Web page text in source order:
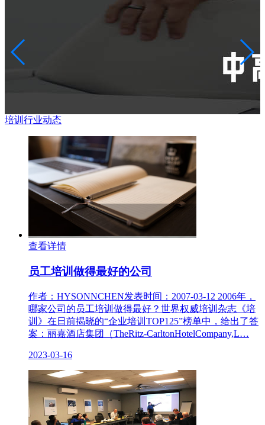
培训行业动态
查看详情
员工培训做得最好的公司
作者：HYSONNCHEN发表时间：2007-03-12 2006年，
哪家公司的员工培训做得最好？世界权威培训杂志《培
训》在日前揭晓的“企业培训TOP125”榜单中，给出了答
案：丽嘉酒店集团（TheRitz-CarltonHotelCompany,L…
2023-03-16